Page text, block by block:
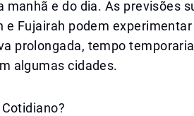
manhã e do dia. As previsões
e Fujairah podem
prolongada, tempo
algumas cidades.